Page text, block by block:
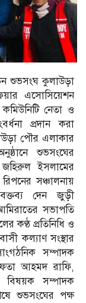
শুভসংঘ কুলাউড়া
এসোসিয়েশন
নেতা ও
প্রদান করা
পৌর এলাকার
শুভসংঘের
ইসলামের
সঞ্চালনায়
দেন জুড়ী
সভাপতি
কণ্ঠ প্রতিনিধি ও
কল্যাণ সংস্থার
সম্পাদক
আহমদ রাফি,
বিষয়ক সম্পাদক
শুভসংঘের পক্ষ